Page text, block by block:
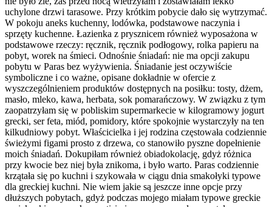
uchylone drzwi tarasowe. Przy krótkim pobycie dało się wytrzymać.
W pokoju aneks kuchenny, lodówka, podstawowe naczynia i
sprzęty kuchenne. Łazienka z prysznicem również wyposażona w
podstawowe rzeczy: ręcznik, ręcznik podłogowy, rolka papieru na
pobyt, worek na śmieci. Odnośnie śniadań: nie ma opcji zakupu
pobytu w Paras bez wyżywienia. Śniadanie jest oczywiście
symboliczne i co ważne, opisane dokładnie w ofercie z
wyszczególnieniem produktów dostępnych na posiłku: tosty, dżem,
masło, mleko, kawa, herbata, sok pomarańczowy. W związku z tym
zaopatrzyłam się w pobliskim supermarkecie w kilogramowy jogurt
grecki, ser feta, miód, pomidory, które spokojnie wystarczyły na ten
kilkudniowy pobyt. Właścicielka i jej rodzina częstowała codziennie
świeżymi figami prosto z drzewa, co stanowiło pyszne dopełnienie
moich śniadań. Dokupiłam również obiadokolację, gdyż różnica
przy kwocie bez niej była znikoma, i było warto. Paras codziennie
krzątała się po kuchni i szykowała w ciągu dnia smakołyki typowe
dla greckiej kuchni. Nie wiem jakie są jeszcze inne opcje przy
dłuższych pobytach, gdyż podczas mojego miałam typowe greckie